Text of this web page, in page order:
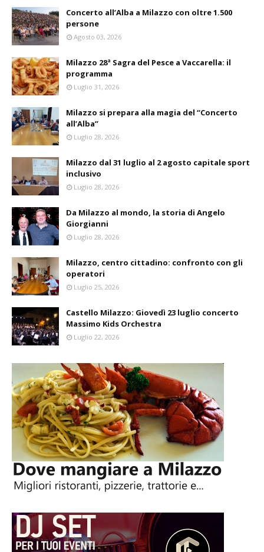
Concerto all’Alba a Milazzo con oltre 1.500
persone
Agosto 03, 2026
Milazzo 28ª Sagra del Pesce a Vaccarella: il
programma
Luglio 31, 2026
Milazzo si prepara alla magia del “Concerto
all’Alba”
Luglio 28, 2026
Milazzo dal 31 luglio al 2 agosto capitale sport
inclusivo
Luglio 28, 2026
Da Milazzo al mondo, la storia di Angelo
Giorgianni
Luglio 28, 2026
Milazzo, centro cittadino: confronto con gli
operatori
Luglio 25, 2026
Castello Milazzo: Giovedì 23 luglio concerto
Massimo Kids Orchestra
Luglio 22, 2026